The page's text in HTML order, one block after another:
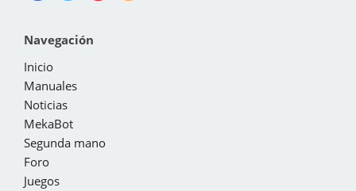
Navegación
Inicio
Manuales
Noticias
MekaBot
Segunda mano
Foro
Juegos